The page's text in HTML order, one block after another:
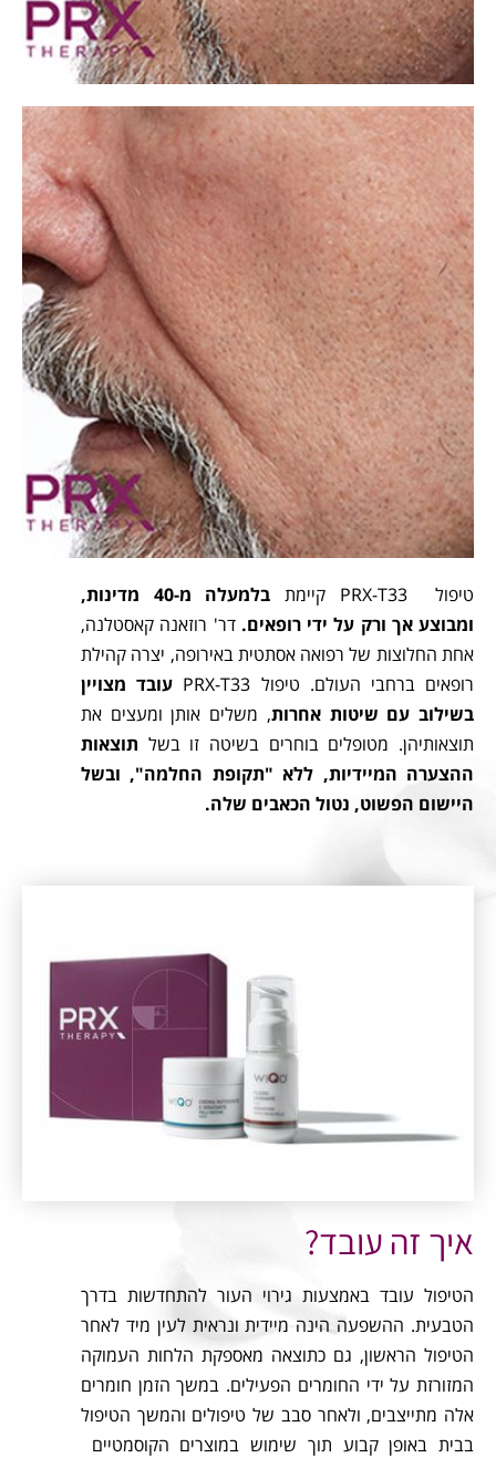
טיפול PRX-T33 קיימת
בלמעלה מ-40 מדינות,
ומבוצע אך ורק על ידי רופאים. דר' רוזאנה קאסטלנה,
אחת החלוצות של רפואה אסתטית באירופה, יצרה קהילת
רופאים ברחבי העולם. טיפול PRX-T33
עובד מצויין
בשילוב עם שיטות אחרות, משלים אותן ומעצים את
תוצאותיהן. מטופלים בוחרים בשיטה זו בשל תוצאות
ההצערה המיידיות, ללא "תקופת החלמה", ובשל
היישום הפשוט, נטול הכאבים שלה.
איך זה עובד?
הטיפול עובד באמצעות גירוי העור להתחדשות בדרך
הטבעית. ההשפעה הינה מיידית ונראית לעין מיד לאחר
הטיפול הראשון, גם כתוצאה מאספקת הלחות העמוקה
המזורזת על ידי החומרים הפעילים. במשך הזמן חומרים
אלה מתייצבים, ולאחר סבב של טיפולים והמשך הטיפול
בבית באופן קבוע תוך שימוש במוצרים הקוסמטיים